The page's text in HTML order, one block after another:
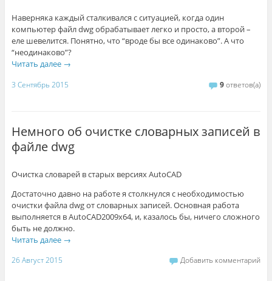
Наверняка каждый сталкивался с ситуацией, когда один
компьютер файл dwg обрабатывает легко и просто, а второй –
еле шевелится. Понятно, что “вроде бы все одинаково”. А что
“неодинаково”?
Читать далее →
3 Сентябрь 2015 9ответов(а)
Немного об очистке словарных записей в
файле dwg
Очистка словарей в старых версиях AutoCAD
Достаточно давно на работе я столкнулся с необходимостью
очистки файла dwg от словарных записей. Основная работа
выполняется в AutoCAD2009x64, и, казалось бы, ничего сложного
быть не должно.
Читать далее →
26 Август 2015 Добавить комментарий